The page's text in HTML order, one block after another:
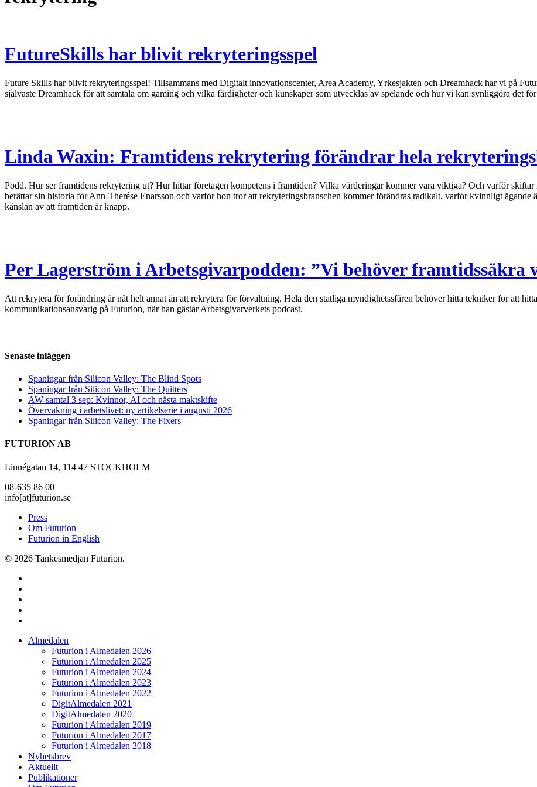
FutureSkills har blivit rekryteringsspel
Future Skills har blivit rekryteringsspel! Tillsammans med Digitalt innovationscenter, Area Academy, Yrkesjakten och Dreamhack har vi på
självaste Dreamhack för att samtala om gaming och vilka färdigheter och kunskaper som utvecklas av spelande och hur vi kan synliggöra det
Linda Waxin: Framtidens rekrytering förändrar hela
Podd. Hur ser framtidens rekrytering ut? Hur hittar företagen kompetens i framtiden? Vilka värderingar kommer vara viktiga? Och varför
berättar sin historia för Ann-Therése Enarsson och varför hon tror att rekryteringsbranschen kommer förändras radikalt, varför kvinnligt
känslan av att framtiden är knapp.
Per Lagerström i Arbetsgivarpodden: ”Vi behöver framtidssäkra
Att rekrytera för förändring är nåt helt annat än att rekrytera för förvaltning. Hela den statliga myndighetssfären behöver hitta tekniker för att
kommunikationsansvarig på Futurion, när han gästar Arbetsgivarverkets podcast.
Senaste inläggen
Spaningar från Silicon Valley: The Blind Spots
Spaningar från Silicon Valley: The Quitters
AW-samtal 3 sep: Kvinnor, AI och nästa maktskifte
Övervakning i arbetslivet: ny artikelserie i augusti 2026
Spaningar från Silicon Valley: The Fixers
FUTURION AB
Linnégatan 14, 114 47 STOCKHOLM
08-635 86 00
info[at]futurion.se
Press
Om Futurion
Futurion in English
© 2026 Tankesmedjan Futurion.
Close
Almedalen
Futurion i Almedalen 2026
Futurion i Almedalen 2025
Futurion i Almedalen 2024
Futurion i Almedalen 2023
Futurion i Almedalen 2022
DigitAlmedalen 2021
DigitAlmedalen 2020
Futurion i Almedalen 2019
Futurion i Almedalen 2017
Futurion i Almedalen 2018
Nyhetsbrev
Aktuellt
Publikationer